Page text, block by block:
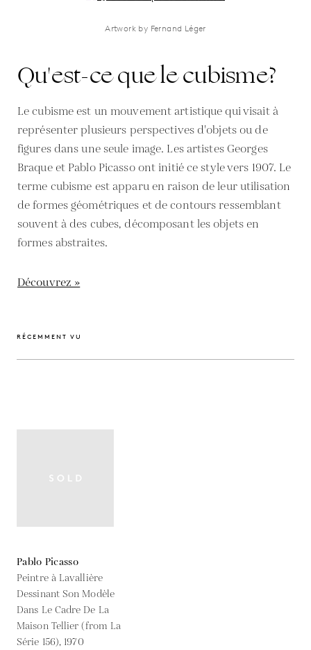
Artwork by Fernand Léger
Qu'est-ce que le cubisme?
Le cubisme est un mouvement artistique qui visait à
représenter plusieurs perspectives d'objets ou de
figures dans une seule image. Les artistes Georges
Braque et Pablo Picasso ont initié ce style vers 1907. Le
terme cubisme est apparu en raison de leur utilisation
de formes géométriques et de contours ressemblant
souvent à des cubes, décomposant les objets en
formes abstraites.
Découvrez »
RÉCEMMENT VU
Pablo Picasso
Peintre à Lavallière
Dessinant Son Modèle
Dans Le Cadre De La
Maison Tellier (from La
Série 156), 1970